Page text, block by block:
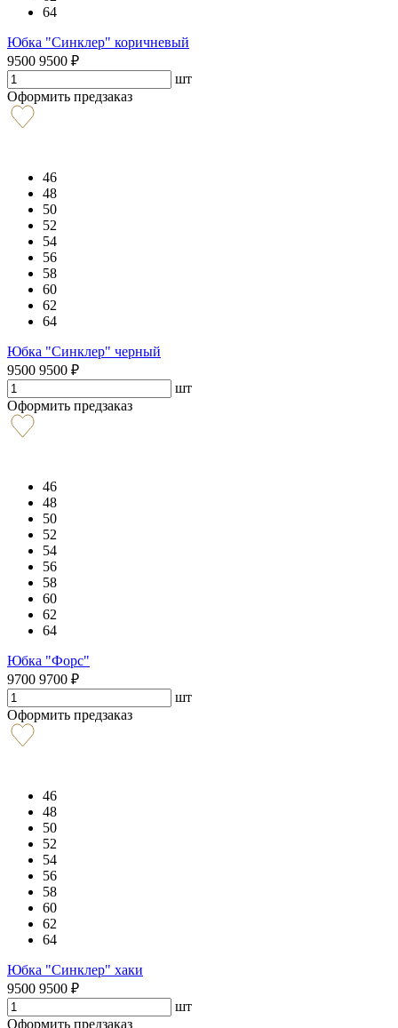
64
Юбка "Синклер" коричневый
9500 9500 ₽
шт
Оформить предзаказ
46
48
50
52
54
56
58
60
62
64
Юбка "Синклер" черный
9500 9500 ₽
шт
Оформить предзаказ
46
48
50
52
54
56
58
60
62
64
Юбка "Форс"
9700 9700 ₽
шт
Оформить предзаказ
46
48
50
52
54
56
58
60
62
64
Юбка "Синклер" хаки
9500 9500 ₽
шт
Оформить предзаказ